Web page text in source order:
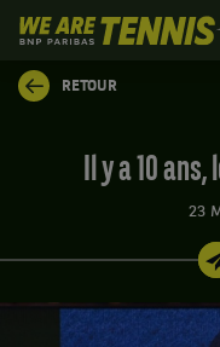
We
are
Tennis
by
RETOUR
Il y a 10
23